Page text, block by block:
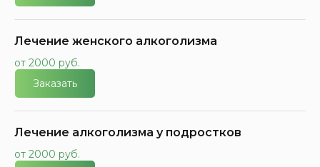
Лечение женского алкоголизма
от 2000 руб.
Заказать
Лечение алкоголизма у подростков
от 2000 руб.